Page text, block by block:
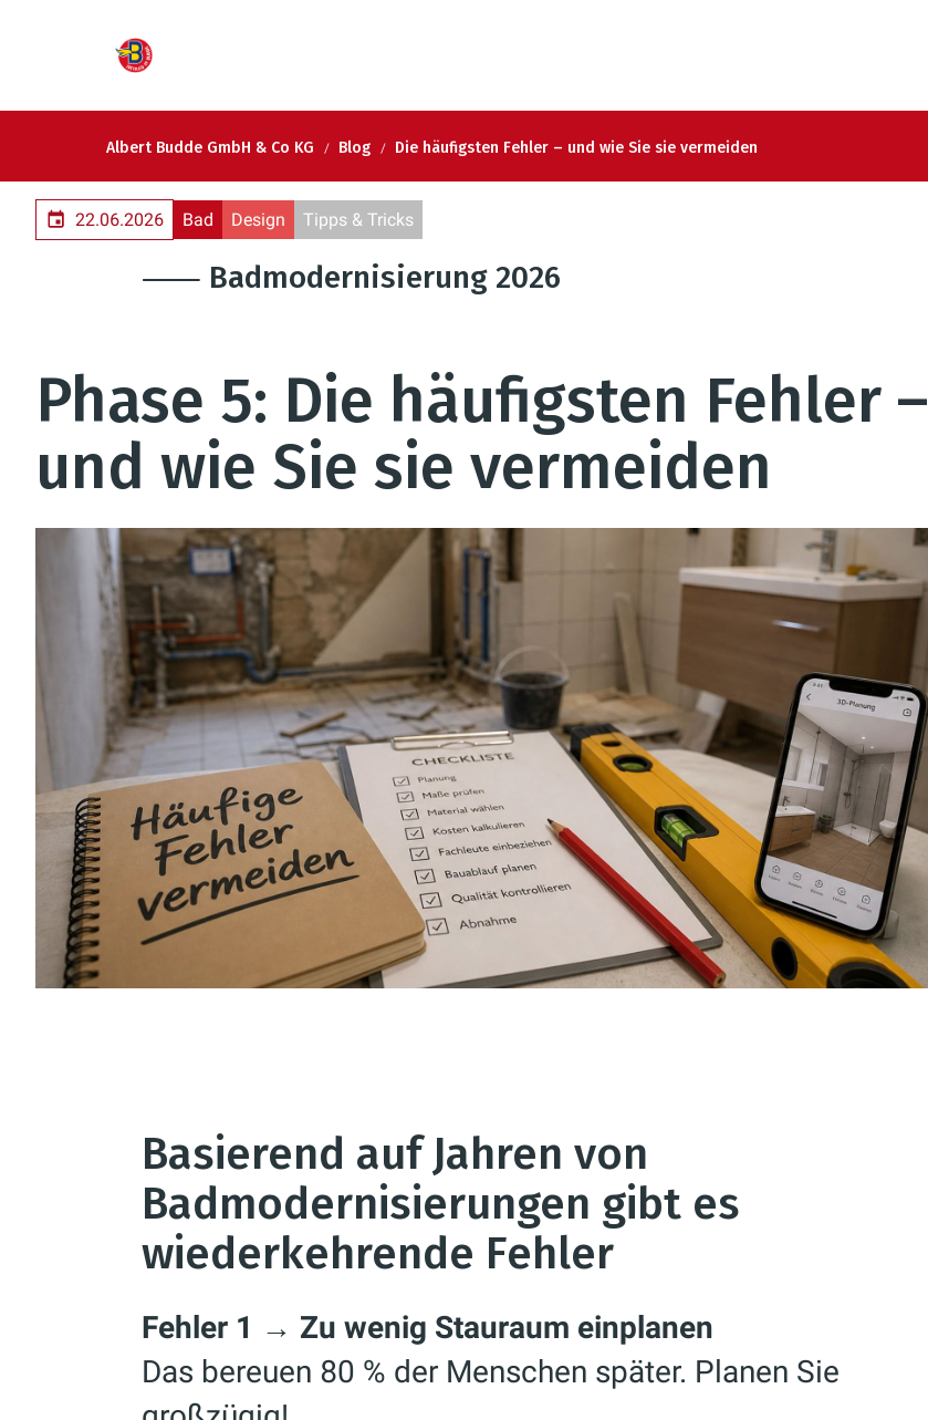
Albert Budde GmbH & Co KG Blog Die häufigsten Fehler – und wie Sie sie vermeiden
22.06.2026 Bad Design Tipps & Tricks
⸺ Badmodernisierung 2026
Phase 5: Die häufigsten Fehler –
und wie Sie sie vermeiden
Basierend auf Jahren von
Badmodernisierungen gibt es
wiederkehrende Fehler
Fehler 1 → Zu wenig Stauraum einplanen
Das bereuen 80 % der Menschen später. Planen Sie